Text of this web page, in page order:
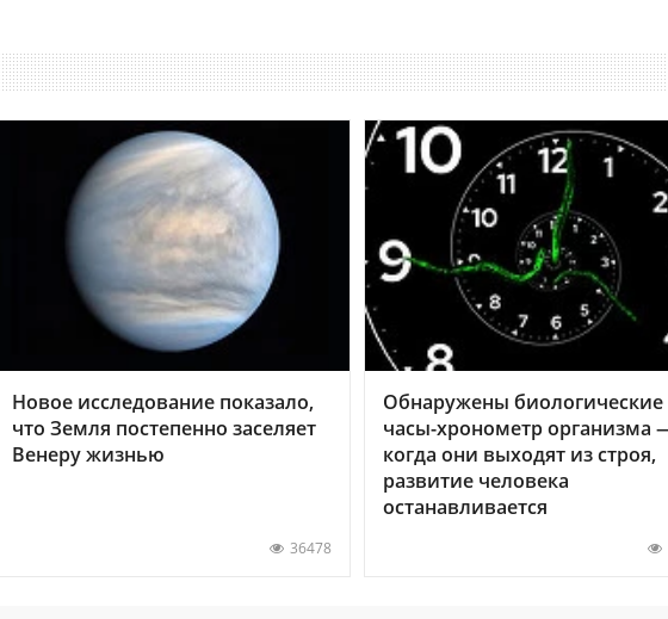
Новое исследование показало,
что Земля постепенно заселяет
Венеру жизнью
36478
Обнаружены биологические
часы-хронометр организма
когда они выходят из строя,
развитие человека
останавливается